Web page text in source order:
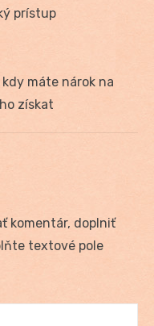
prístup
máte nárok na
získat
komentár, doplniť
textové pole